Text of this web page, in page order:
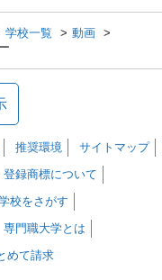
学校一覧
動画
推奨環境
サイトマップ
登録商標について
校をさがす
専門職大学とは
めて請求